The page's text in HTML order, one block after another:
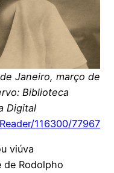
Janeiro, março de
Biblioteca
Digital
116300/77967
viúva
de Rodolpho